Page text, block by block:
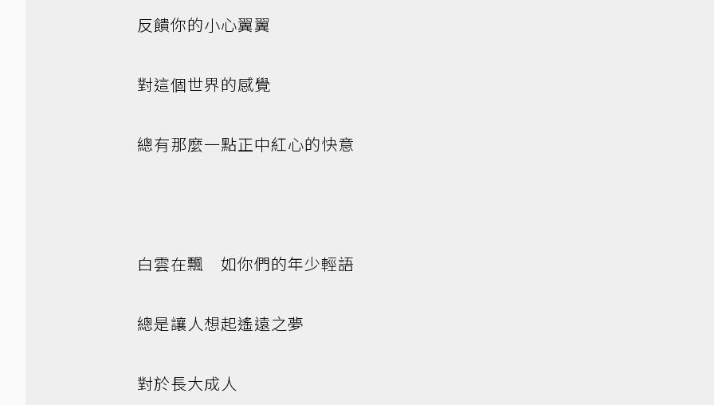
反饋你的小心翼翼
對這個世界的感覺
總有那麼一點正中紅心的快意
白雲在飄 如你們的年少輕語
總是讓人想起遙遠之夢
對於長大成人